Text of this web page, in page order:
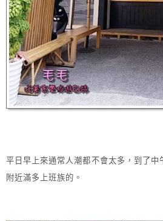
平日早上來通常人潮都不會太多，到了中
附近滿多上班族的。